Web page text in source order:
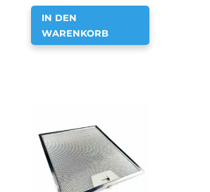
IN DEN
WARENKORB